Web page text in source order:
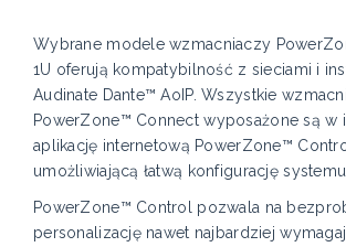
Wybrane modele wzmacniaczy
1U oferują kompatybilność z sieciami i
Audinate Dante™ AoIP. Wszystkie
PowerZone™ Connect wyposażone są w
aplikację internetową PowerZone™
umożliwiającą łatwą konfigurację systemu.
PowerZone™ Control pozwala na
personalizację nawet najbardziej